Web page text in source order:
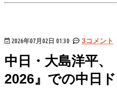
2026年07月02日 01:30 3コメント
中日・大島洋平、
2026』での中日